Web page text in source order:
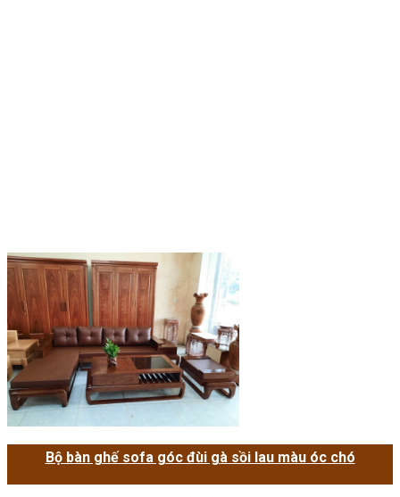
Bộ bàn ghế sofa góc đùi gà sồi lau màu óc chó